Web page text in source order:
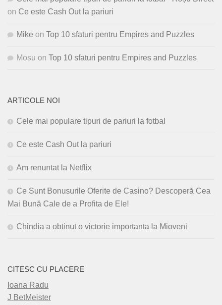
on Ce este Cash Out la pariuri
Mike on Top 10 sfaturi pentru Empires and Puzzles
Mosu on Top 10 sfaturi pentru Empires and Puzzles
ARTICOLE NOI
Cele mai populare tipuri de pariuri la fotbal
Ce este Cash Out la pariuri
Am renuntat la Netflix
Ce Sunt Bonusurile Oferite de Casino? Descoperă Cea
Mai Bună Cale de a Profita de Ele!
Chindia a obtinut o victorie importanta la Mioveni
CITESC CU PLACERE
Ioana Radu
J BetMeister